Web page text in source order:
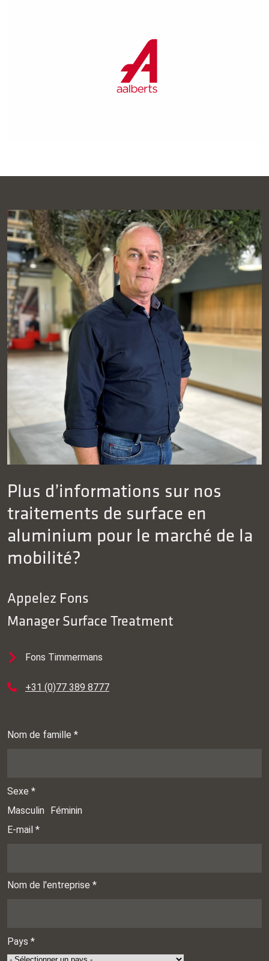
Plus d’informations sur nos
traitements de surface en
aluminium pour le marché de la
mobilité?
Appelez Fons
Manager Surface Treatment
Fons Timmermans
+31 (0)77 389 8777